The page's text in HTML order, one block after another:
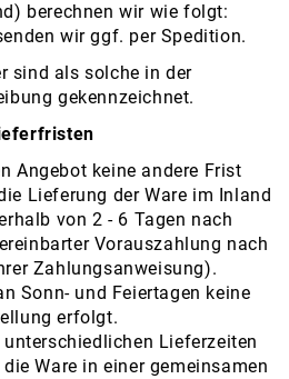
berechnen wir wie folgt:
wir ggf. per Spedition.
sind als solche in der
gekennzeichnet.
Angebot keine andere Frist
Lieferung der Ware im Inland
von 2 - 6 Tagen nach
Vorauszahlung nach
Zahlungsanweisung).
Sonn- und Feiertagen keine
erfolgt.
Lieferzeiten
Ware in einer gemeinsamen